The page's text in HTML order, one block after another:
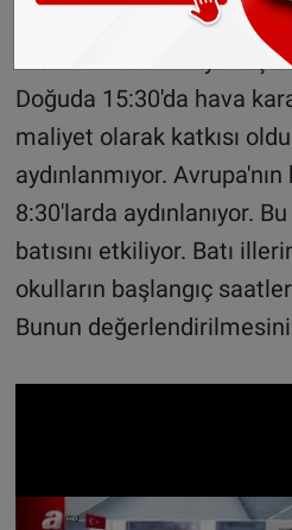
saatleri belli. Bu saatler
mesai saatlerinin
Doğuda 15:30'da hava
maliyet olarak katkısı
aydınlanmıyor.
8:30'larda aydınlanıyor.
batısını etkiliyor. Batı
okulların başlangıç
Bunun değerlendirilmesini